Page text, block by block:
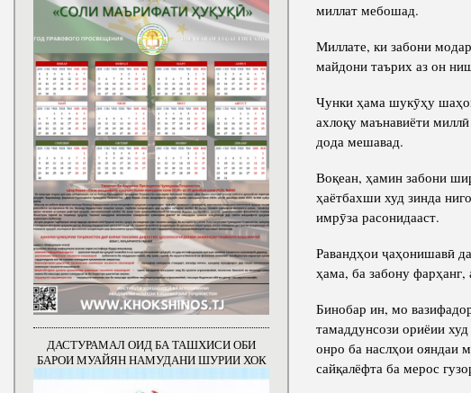
миллат мебошад.
Миллате, ки забони
майдони таърих аз он
Чунки ҳама шукӯҳу
ахлоқу маънавиёти
дода мешавад.
Воқеан, ҳамин забони
ҳаётбахши худ зинда
имрӯза расонидааст.
Равандҳои ҷаҳонишавӣ
ҳама, ба забону
Бинобар ин, мо
тамаддунсози ориёии
онро ба наслҳои ояндаи
сайқалёфта ба мерос
ДАСТУРАМАЛ ОИД БА ТАШХИСИ ОБИ
БАРОИ МУАЙЯН НАМУДАНИ ШУРИИ ХОК